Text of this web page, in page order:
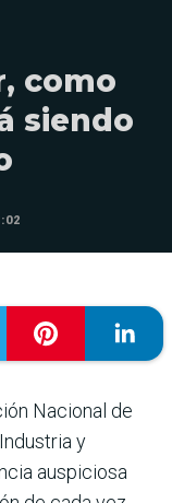
como
siendo
Nacional de
y
auspiciosa